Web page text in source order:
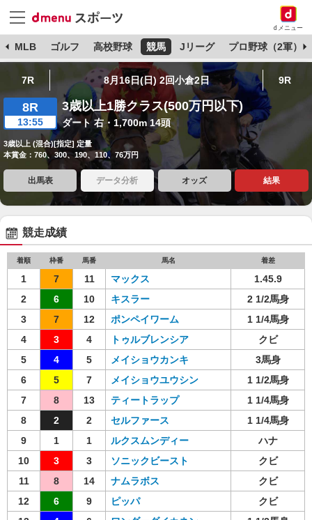
dメニュー
MLB ゴルフ 高校野球 競馬 Jリーグ プロ野球（2軍）
7R 8月16日(日) 2回小倉2日 9R
8R
13:55
3歳以上1勝クラス(500万円以下)
ダート 右・1,700m 14頭
3歳以上 (混合)[指定] 定量
本賞金：760、300、190、110、76万円
出馬表 データ分析 オッズ 結果
競走成績
着順 枠番 馬番 馬名 着差
1 7 11 マックス
1.45.9
2
6 10 キスラー
2 1/2馬身
3
7 12 ポンペイワーム
1 1/4馬身
4
3 4 トゥルブレンシア
クビ
5
4 5 メイショウカンキ
3馬身
6
5 7 メイショウユウシン
1 1/2馬身
7
8 13 ティートラップ
1 1/4馬身
8
2 2 セルファース
1 1/4馬身
9
1 1 ルクスムンディー
ハナ
10
3 3 ソニックビースト
クビ
11
8 14 ナムラボス
クビ
12
6 9 ピッパ
クビ